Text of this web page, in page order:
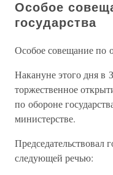
Особое
государства
Особое совещание по
Накануне этого дня в
торжественное
по обороне
министерстве.
Председательствовал
следующей речью: